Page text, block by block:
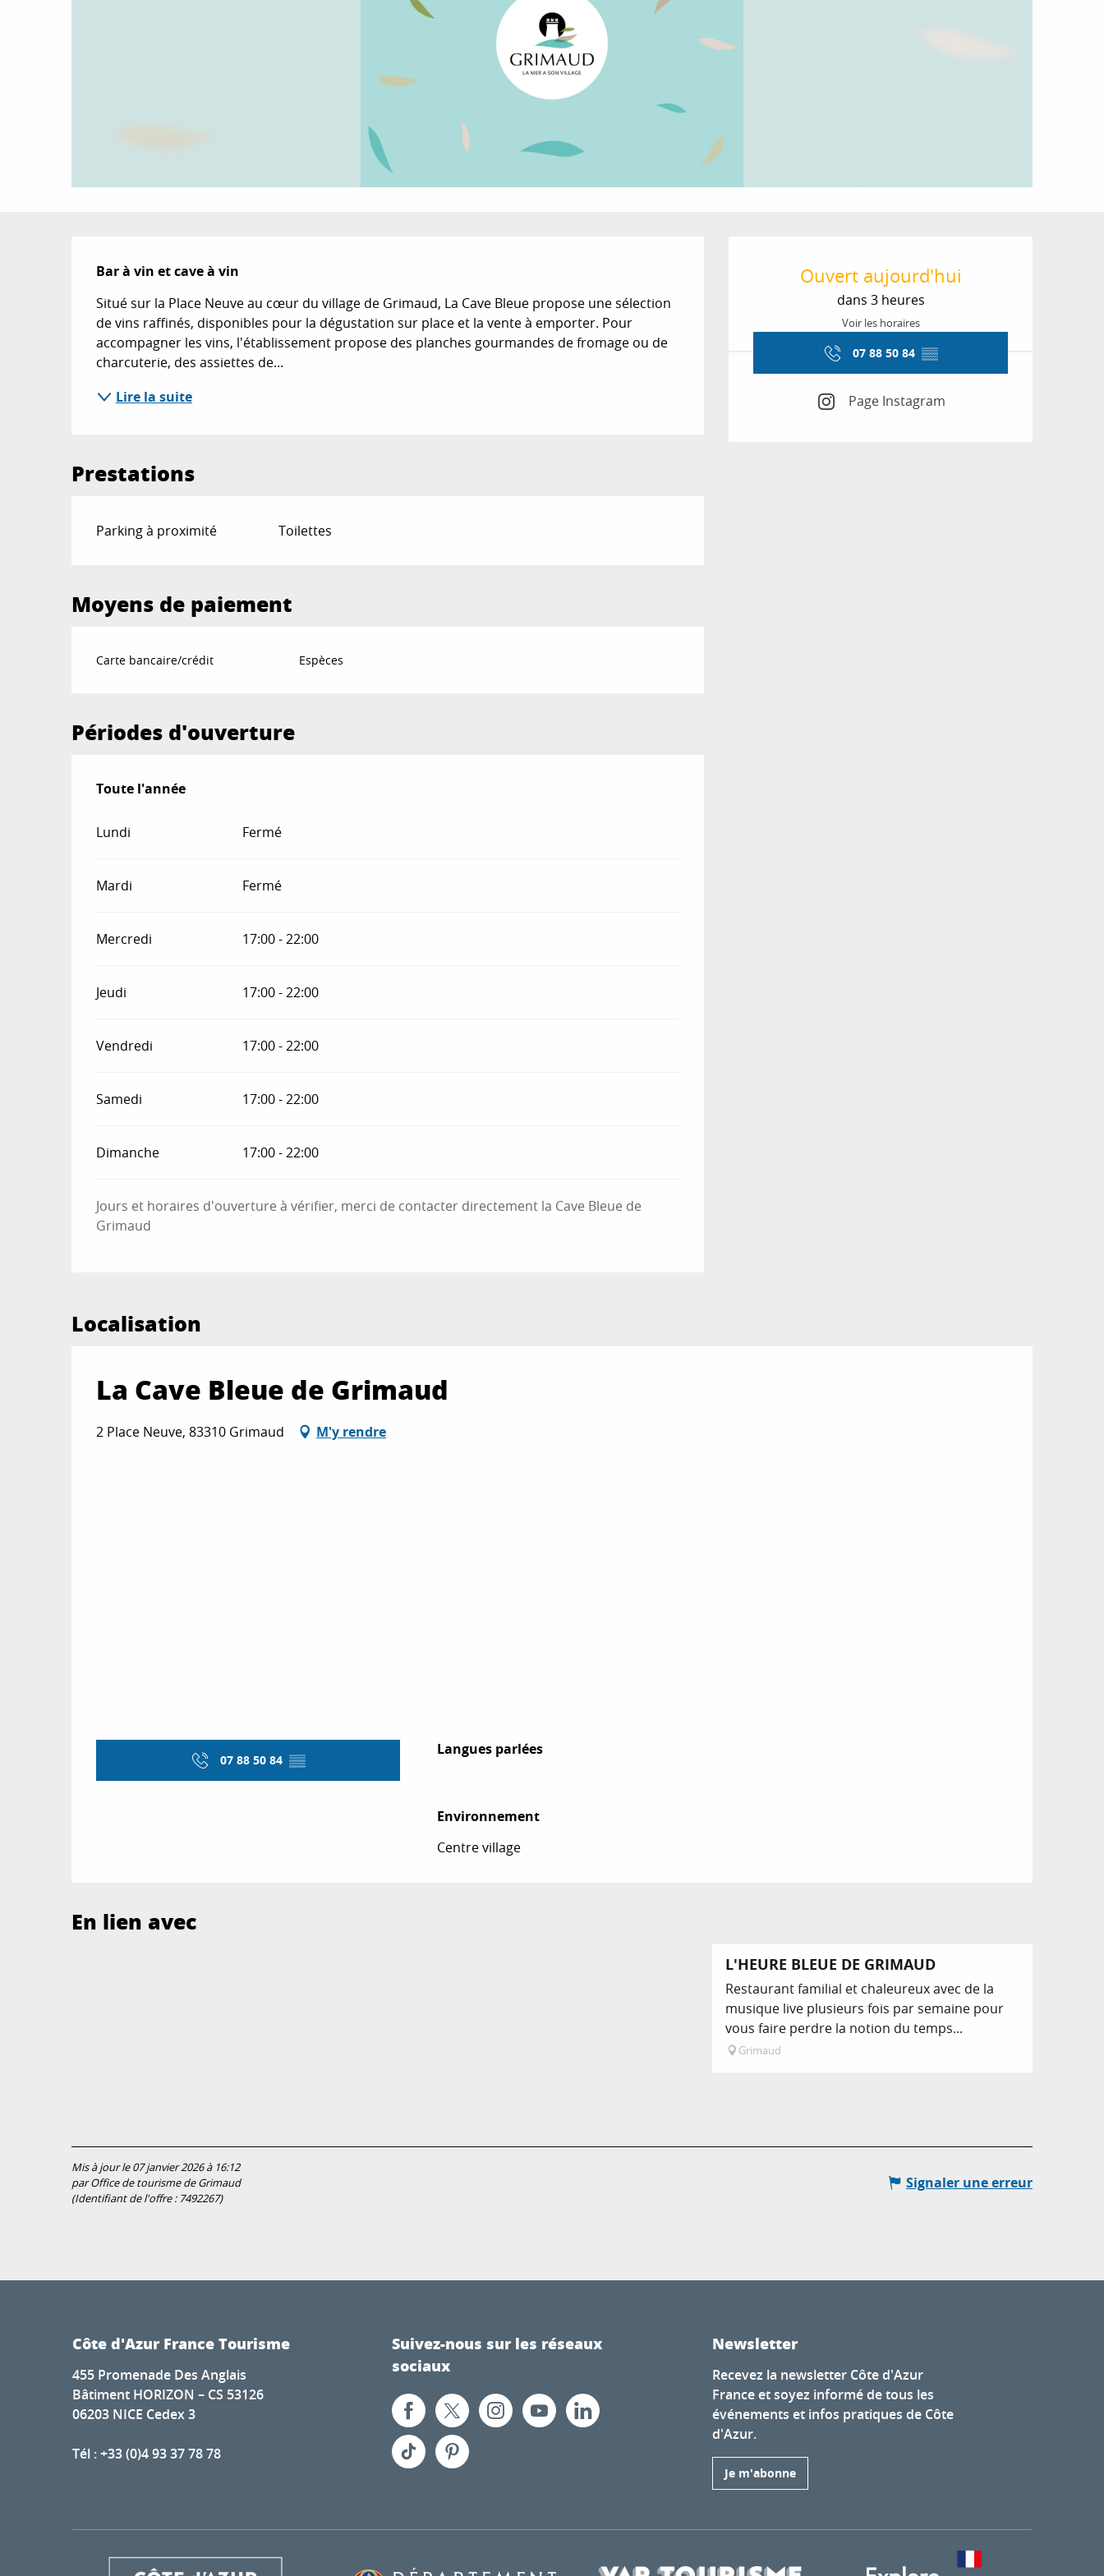
Ouverture et
Ouvert aujourd'hui
dans 3 heures
Voir les horaires
07 88 50 84 ▒▒
Page Instagram
Description
Bar à vin et cave à vin
Situé sur la Place Neuve au cœur du village de Grimaud, La Cave Bleue propose une sélection
de vins raffinés, disponibles pour la dégustation sur place et la vente à emporter. Pour
accompagner les vins, l'établissement propose des planches gourmandes de fromage ou de
charcuterie, des assiettes de...
Lire la suite
Prestations
Parking à proximité Toilettes
Moyens de paiement
Carte bancaire/crédit Espèces
Périodes d'ouverture
Toute l'année
Toute l'année
Lundi Fermé
Mardi Fermé
Mercredi 17:00 - 22:00
Jeudi 17:00 - 22:00
Vendredi 17:00 - 22:00
Samedi 17:00 - 22:00
Dimanche 17:00 - 22:00
Jours et horaires d'ouverture à vérifier, merci de contacter directement la Cave Bleue de
Grimaud
Localisation
La Cave Bleue de Grimaud
2 Place Neuve, 83310 Grimaud M'y rendre
07 88 50 84 ▒▒
Langues parlées
Langues parlées
Environnement
Environnement
Centre village
En lien avec
L'HEURE BLEUE DE GRIMAUD
Restaurant familial et chaleureux avec de la
musique live plusieurs fois par semaine pour
vous faire perdre la notion du temps...
Grimaud
Mis à jour le 07 janvier 2026 à 16:12
par Office de tourisme de Grimaud
(Identifiant de l'offre : 7492267)
Signaler une erreur
Côte d'Azur France Tourisme
455 Promenade Des Anglais
Bâtiment HORIZON – CS 53126
06203 NICE Cedex 3
Tél : +33 (0)4 93 37 78 78
Suivez-nous sur les réseaux
sociaux
Newsletter
Recevez la newsletter Côte d'Azur
France et soyez informé de tous les
événements et infos pratiques de Côte
d'Azur.
Je m'abonne